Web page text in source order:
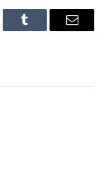
Tumblr Email